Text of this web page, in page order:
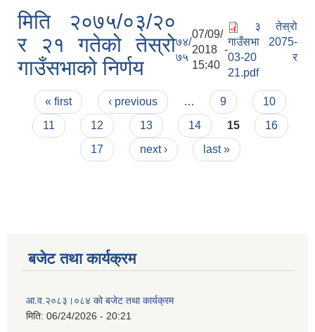
मिति २०७५/०३/२०
र २१ गतेको तेस्रो
गाउँसभाको निर्णय
७४/
७५
07/09/
2018 -
15:40
३ तेस्रो
गाउँसभा 2075-
03-20 र
21.pdf
Pages
« first ‹ previous … 9
10
11
12 13 14 15
16
17
next › last »
बजेट तथा कार्यक्रम
आ.व.२०८३।०८४ को बजेट तथा कार्यक्रम
मिति: 06/24/2026 - 20:21